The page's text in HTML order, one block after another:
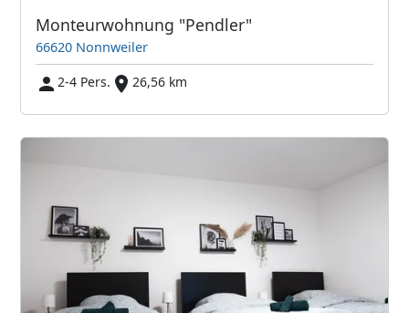
Monteurwohnung "Pendler"
66620 Nonnweiler
2-4 Pers.
26,56 km